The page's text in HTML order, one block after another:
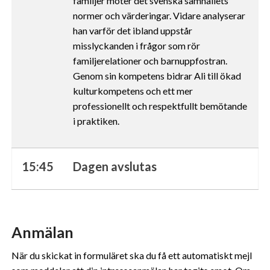
kan i sin tur kombinera informationen med annan
information som du har tillhandahållit eller som de har
samlat in när du har använt deras tjänster.
Vi använder enhetsidentifierare för att anpassa innehållet
och annonserna till användarna, tillhandahålla funktioner
för sociala medier och analysera vår trafik. Vi
information från din enhet till de sociala medier och
information som du har tillhandahållit eller som de har
samlat in när du har använt deras tjänster.
normer och värderingar. Vidare analyserar
han varför det ibland uppstår
misslyckanden i frågor som rör
familjerelationer och barnuppfostran.
Genom sin kompetens bidrar Ali till ökad
kulturkompetens och ett mer
professionellt och respektfullt bemötande
i praktiken.
15:45 Dagen avslutas
Anmälan
När du skickat in formuläret ska du få ett automatiskt mejl